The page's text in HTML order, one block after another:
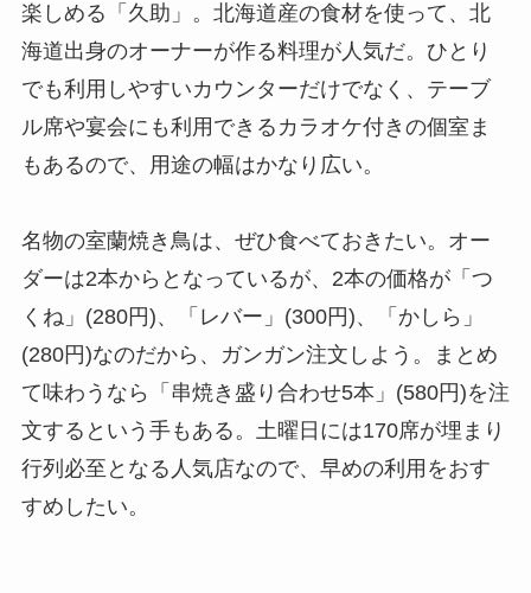
楽しめる「久助」。北海道産の食材を使って、北
海道出身のオーナーが作る料理が人気だ。ひとり
でも利用しやすいカウンターだけでなく、テーブ
ル席や宴会にも利用できるカラオケ付きの個室ま
もあるので、用途の幅はかなり広い。
名物の室蘭焼き鳥は、ぜひ食べておきたい。オー
ダーは2本からとなっているが、2本の価格が「つ
くね」(280円)、「レバー」(300円)、「かしら」
(280円)なのだから、ガンガン注文しよう。まとめ
て味わうなら「串焼き盛り合わせ5本」(580円)を注
文するという手もある。土曜日には170席が埋まり
行列必至となる人気店なので、早めの利用をおす
すめしたい。